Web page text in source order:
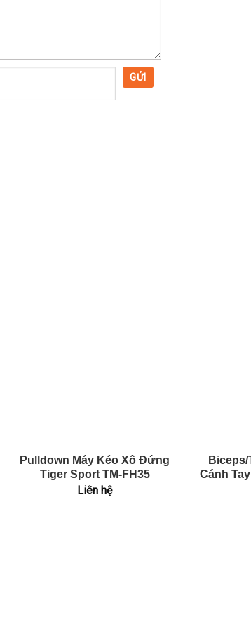
GỬI
Pulldown Máy Kéo Xô Đứng
Tiger Sport TM-FH35
Liên hệ
Cánh